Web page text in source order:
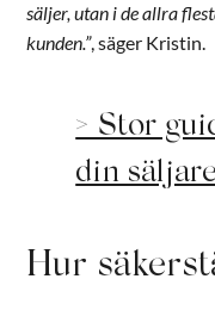
säljer, utan i de allra
kunden.”, säger Kristin.
> Stor
din säljare
Hur